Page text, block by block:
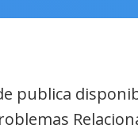
publica